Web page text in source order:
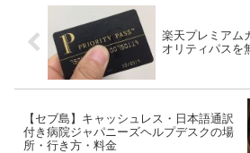
楽天プレミアム
オリティパスを
【セブ島】キャッシュレス・日本語通訳
付き病院ジャパニーズヘルプデスクの場
所・行き方・料金